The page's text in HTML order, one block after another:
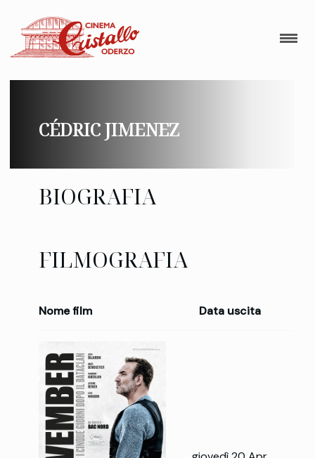
CÉDRIC JIMENEZ
BIOGRAFIA
FILMOGRAFIA
Nome film Data uscita